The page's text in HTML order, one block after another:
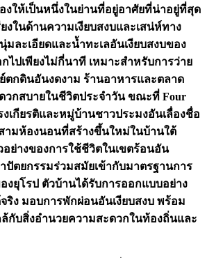
งให้เป็นหนึ่งในย่านที่อยู่อาศัยที่น่าอยู่ที่สุด
งในด้านความเงียบสงบและเสน่ห์ทาง
ละเอียดและน้ำทะเลอันเงียบสงบของ
ไปเพียงไม่กี่นาที เหมาะสำหรับการว่าย
กดินอันงดงาม ร้านอาหารและตลาด
กสบายในชีวิตประจำวัน ขณะที่ Four
งเกียรติและหมู่บ้านชาวประมงอันเลื่องชื่อ
ามห้องนอนที่สร้างขึ้นใหม่ในบ้านใต้
ย่างของการใช้ชีวิตในเขตร้อนอัน
ปัตยกรรมร่วมสมัยเข้ากับมาตรฐานการ
งยุโรป ตัวบ้านได้รับการออกแบบอย่าง
ริง มอบการพักผ่อนอันเงียบสงบ พร้อม
กับสิ่งอำนวยความสะดวกในท้องถิ่นและ